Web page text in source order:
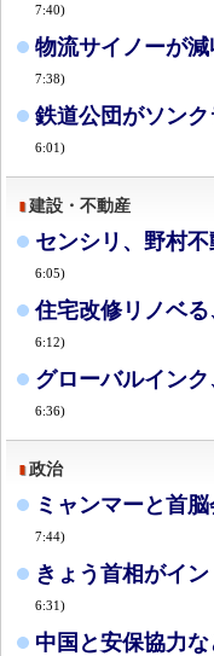
7:40)
物流サイノーが
7:38)
鉄道公団がソン
6:01)
建設・不動産
センシリ、野村
6:05)
住宅改修リノベ
6:12)
グローバルイン
6:36)
政治
ミャンマーと首
7:44)
きょう首相がイ
6:31)
中国と安保協力